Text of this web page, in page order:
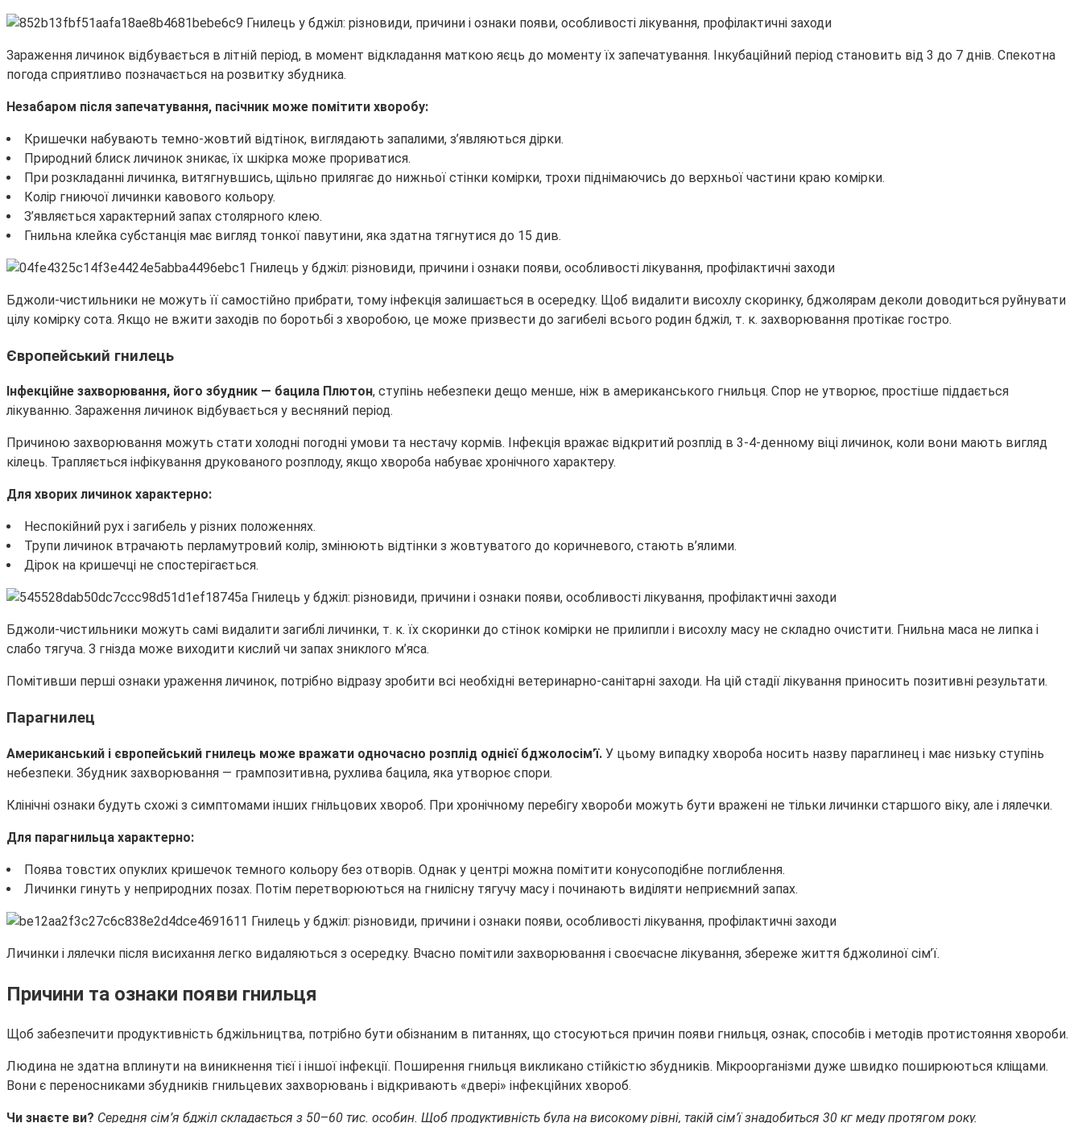
Зараження личинок відбувається в літній період, в момент відкладання маткою яєць до моменту їх запечатування. Інкубаційний період становить від 3 до 7 днів. Спекотна
погода сприятливо позначається на розвитку збудника.
Незабаром після запечатування, пасічник може помітити хворобу:
Кришечки набувають темно-жовтий відтінок, виглядають запалими, з’являються дірки.
Природний блиск личинок зникає, їх шкірка може прориватися.
При розкладанні личинка, витягнувшись, щільно прилягає до нижньої стінки комірки, трохи піднімаючись до верхньої частини краю комірки.
Колір гниючої личинки кавового кольору.
З’являється характерний запах столярного клею.
Гнильна клейка субстанція має вигляд тонкої павутини, яка здатна тягнутися до 15 див.
Бджоли-чистильники не можуть її самостійно прибрати, тому інфекція залишається в осередку. Щоб видалити висохлу скоринку, бджолярам деколи доводиться руйнувати
цілу комірку сота. Якщо не вжити заходів по боротьбі з хворобою, це може призвести до загибелі всього родин бджіл, т. к. захворювання протікає гостро.
Європейський гнилець
Інфекційне захворювання, його збудник — бацила Плютон, ступінь небезпеки дещо менше, ніж в американського гнильця. Спор не утворює, простіше піддається
лікуванню. Зараження личинок відбувається у весняний період.
Причиною захворювання можуть стати холодні погодні умови та нестачу кормів. Інфекція вражає відкритий розплід в 3-4-денному віці личинок, коли вони мають вигляд
кілець. Трапляється інфікування друкованого розплоду, якщо хвороба набуває хронічного характеру.
Для хворих личинок характерно:
Неспокійний рух і загибель у різних положеннях.
Трупи личинок втрачають перламутровий колір, змінюють відтінки з жовтуватого до коричневого, стають в’ялими.
Дірок на кришечці не спостерігається.
Бджоли-чистильники можуть самі видалити загиблі личинки, т. к. їх скоринки до стінок комірки не прилипли і висохлу масу не складно очистити. Гнильна маса не липка і
слабо тягуча. З гнізда може виходити кислий чи запах зниклого м’яса.
Помітивши перші ознаки ураження личинок, потрібно відразу зробити всі необхідні ветеринарно-санітарні заходи. На цій стадії лікування приносить позитивні результати.
Парагнилец
Американський і європейський гнилець може вражати одночасно розплід однієї бджолосім’ї. У цьому випадку хвороба носить назву параглинец і має низьку ступінь
небезпеки. Збудник захворювання — грампозитивна, рухлива бацила, яка утворює спори.
Клінічні ознаки будуть схожі з симптомами інших гнільцових хвороб. При хронічному перебігу хвороби можуть бути вражені не тільки личинки старшого віку, але і лялечки.
Для парагнильца характерно:
Поява товстих опуклих кришечок темного кольору без отворів. Однак у центрі можна помітити конусоподібне поглиблення.
Личинки гинуть у неприродних позах. Потім перетворюються на гнилісну тягучу масу і починають виділяти неприємний запах.
Личинки і лялечки після висихання легко видаляються з осередку. Вчасно помітили захворювання і своєчасне лікування, збереже життя бджолиної сім’ї.
Причини та ознаки появи гнильця
Щоб забезпечити продуктивність бджільництва, потрібно бути обізнаним в питаннях, що стосуються причин появи гнильця, ознак, способів і методів протистояння хвороби.
Людина не здатна вплинути на виникнення тієї і іншої інфекції. Поширення гнильця викликано стійкістю збудників. Мікроорганізми дуже швидко поширюються кліщами.
Вони є переносниками збудників гнильцевих захворювань і відкривають «двері» інфекційних хвороб.
Чи знаєте ви? Середня сім’я бджіл складається з 50–60 тис. особин. Щоб продуктивність була на високому рівні, такій сім’ї знадобиться 30 кг меду протягом року.